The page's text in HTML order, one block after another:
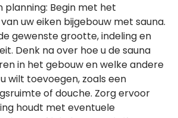
planning: Begin met het
uw eiken bijgebouw met sauna.
gewenste grootte, indeling en
Denk na over hoe u de sauna
in het gebouw en welke andere
wilt toevoegen, zoals een
of douche. Zorg ervoor
houdt met eventuele